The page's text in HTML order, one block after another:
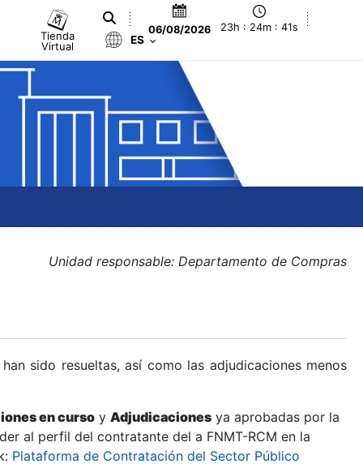
Tienda
Virtual
06/08/2026 23h : 24m : 41s
ES
Unidad responsable: Departamento de Compras
sido resueltas, así como las adjudicaciones menos
en curso y Adjudicaciones ya aprobadas por la
al perfil del contratante del a FNMT-RCM en la
Plataforma de Contratación del Sector Público